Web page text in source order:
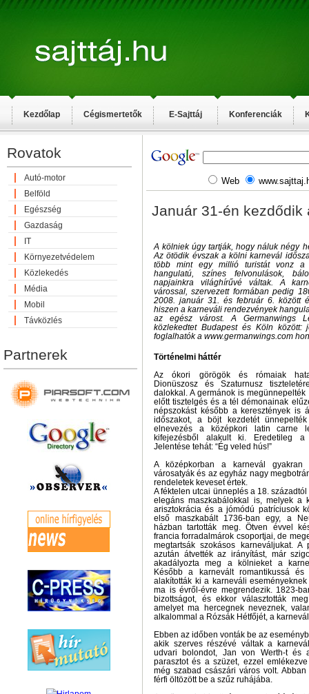
Kezdőlap Cégismertetők E-Sajttáj Konferenciák
Rovatok
Autó-motor
Belföld
Egészség
Gazdaság
IT
Környezetvédelem
Közlekedés
Média
Mobil
Távközlés
Partnerek
Web
Január 31-én kezdődik
A kölniek úgy tartják, hogy náluk négy
Az ötödik évszak a kölni karnevál
több mint egy millió turistát vonz a
hangulatú, színes felvonulások,
napjainkra világhírűvé váltak. A
várossal, szervezett formában pedig
2008. január 31. és február 6. között
hiszen a karneváli rendezvények
az egész várost. A Germanwings
közlekedtet Budapest és Köln
foglalhatók a www.germanwings.com
Történelmi háttér
Az ókori görögök és rómaiak
Dionüszosz és Szaturnusz
dalokkal. A germánok is
előtt tisztelgés és a tél démonainak
népszokást később a keresztények is
időszakot, a böjt kezdetét
elnevezés a középkori latin carne
kifejezésből alakult ki. Eredetileg
Jelentése tehát: “Ég veled hús!”
A középkorban a karnevál gyakran
városatyák és az egyház nagy
rendeletek keveset értek.
A féktelen utcai ünneplés a 18.
elegáns maszkabálokkal is, melyek a
arisztokrácia és a jómódú patríciusok
első maszkabált 1736-ban egy, a
házban tartották meg. Ötven évvel
francia forradalmárok csoportjai, de
megtartsák szokásos karneváljukat.
azután átvették az irányítást, már
akadályozta meg a kölnieket a
Később a karnevált romantikussá és
alakították ki a karneváli
ma is évről-évre megrendezik. 1823-
bizottságot, és ekkor választották
amelyet ma hercegnek neveznek,
alkalommal a Rózsák Hétfőjét, a
Ebben az időben vonták be az
akik szerves részévé váltak a
udvari bolondot, Jan von Werth-t és
parasztot és a szüzet, ezzel
még szabad császári város volt.
férfi öltözött be a szűz ruhájába.